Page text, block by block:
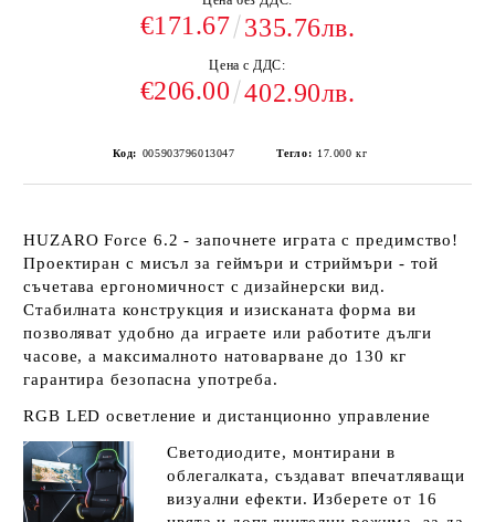
€171.67 335.76лв.
Цена с ДДС:
€206.00 402.90лв.
Код: 005903796013047 Тегло: 17.000 кг
HUZARO Force 6.2 - започнете играта с предимство!
Проектиран с мисъл за геймъри и стриймъри - той
съчетава ергономичност с дизайнерски вид.
Стабилната конструкция и изисканата форма ви
позволяват удобно да играете или работите дълги
часове, а максималното натоварване до 130 кг
гарантира безопасна употреба.
RGB LED осветление и дистанционно управление
Светодиодите, монтирани в
облегалката, създават впечатляващи
визуални ефекти. Изберете от 16